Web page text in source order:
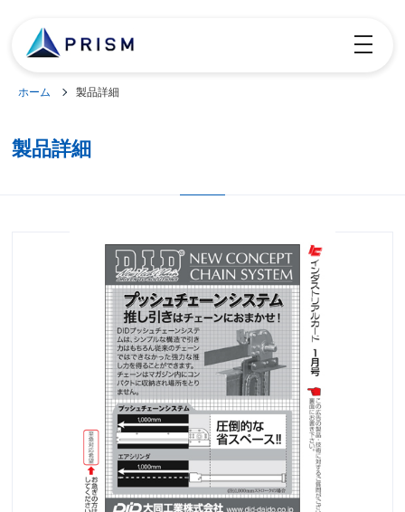
toggle
ホーム 製品詳細
製品詳細